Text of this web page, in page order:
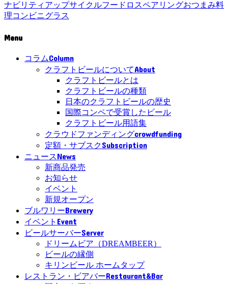
ナビリティ アップサイクルフードロスペアリングおつまみ料
理コンビニグラス
Menu
コラムColumn
クラフトビールについてAbout
クラフトビールとは
クラフトビールの種類
日本のクラフトビールの歴史
国際コンペで受賞したビール
クラフトビール用語集
クラウドファンディングcrowdfunding
定額・サブスクSubscription
ニュースNews
新商品発売
お知らせ
イベント
新規オープン
ブルワリーBrewery
イベント Event
ビールサーバーServer
ドリームビア（DREAMBEER）
ビールの縁側
キリンビール ホームタップ
レストラン・ビアバーRestaurant&Bar